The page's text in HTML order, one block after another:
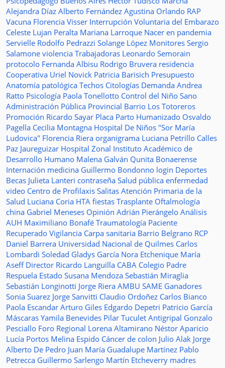
Alejandra Díaz Alberto Fernández Agustina Orlando RAP
Vacuna Florencia Visser Interrupción Voluntaria del Embarazo
Celeste Lujan Peralta Mariana Larroque Nacer en pandemia
Servielle Rodolfo Pedrazzi Solange López Monitores Sergio
Salamone violencia Trabajadoras Leonardo Semorain
protocolo Fernanda Albisu Rodrigo Bruvera residencia
Cooperativa Uriel Novick Patricia Barisich Presupuesto
Anatomía patológica Techos Citologías Demanda Andrea
Ratto Psicología Paola Tonellotto Control del Niño Sano
Administración Pública Provincial Barrio Los Totoreros
Promoción Ricardo Sayar Placa Parto Humanizado Osvaldo
Pagella Cecilia Montagna Hospital De Niños "Sor María
Ludovica" Florencia Riera organigrama Luciana Petrillo Calles
Paz Jaureguizar Hospital Zonal Instituto Académico de
Desarrollo Humano Malena Galván Qunita Bonaerense
Internación medicina Guillermo Bondonno login Deportes
Becas Julieta Lanteri contraseña Salud pública enfermedad
video Centro de Profilaxis Salitas Atención Primaria de la
Salud Luciana Coria HTA fiestas Trasplante Oftalmología
china Gabriel Meneses Opinión Adrián Pierángelo Análisis
AUH Maximiliano Bonafé Traumatología Paciente
Recuperado Vigilancia Carpa sanitaria Barrio Belgrano RCP
Daniel Barrera Universidad Nacional de Quilmes Carlos
Lombardi Soledad Gladys García Nora Etchenique María
Aseff Director Ricardo Languilla CABA Colegio Padre
Respuela Estado Susana Mendoza Sebastián Miraglia
Sebastián Longinotti Jorge Riera AMBU SAME Ganadores
Sonia Suarez Jorge Sanvitti Claudio Ordoñez Carlos Bianco
Paola Escandar Arturo Giles Edgardo Depetri Patricio García
Máscaras Yamila Benevides Pilar Tuculet Antigripal Gonzalo
Pesciallo Foro Regional Lorena Altamirano Néstor Aparicio
Lucía Portos Melina Espido Cáncer de colon Julio Alak Jorge
Alberto De Pedro Juan María Guadalupe Martínez Pablo
Petrecca Guillermo Sarlengo Martín Etcheverry madres